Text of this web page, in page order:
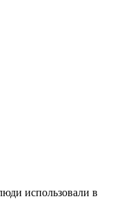
использовали в